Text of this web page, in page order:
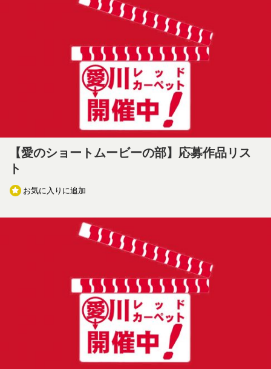
【愛のショートムービーの部】応募作品リス
ト
お気に入りに追加